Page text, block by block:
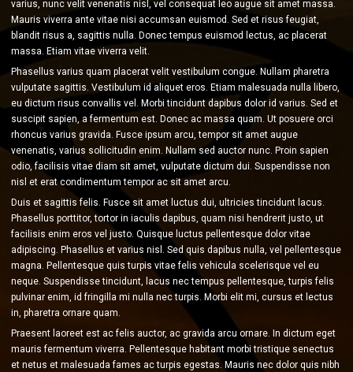
varius, nunc velit venenatis nisl, vel consequat leo augue sit amet massa.
Mauris viverra ante vitae nisi accumsan euismod. Sed et risus feugiat,
blandit risus a, sagittis nulla. Donec tempus euismod lectus, ac placerat
massa. Etiam vitae viverra velit.
Phasellus varius quam placerat velit vestibulum congue. Nullam pharetra
vulputate sagittis. Vestibulum id aliquet eros. Etiam malesuada nulla libero,
eu dictum risus convallis vel. Morbi tincidunt dapibus dolor id varius. Sed et
suscipit sapien, a fermentum est. Donec ac massa quam. Ut posuere orci
rhoncus varius gravida. Fusce ipsum arcu, tempor sit amet augue
venenatis, varius sollicitudin enim. Nullam sed auctor nunc. Proin sapien
odio, facilisis vitae diam sit amet, vulputate dictum dui. Suspendisse non
nisl et erat condimentum tempor ac sit amet arcu.
Duis et sagittis felis. Fusce sit amet luctus dui, ultricies tincidunt lacus.
Phasellus porttitor, tortor in iaculis dapibus, quam nisi hendrerit justo, ut
facilisis enim eros vel justo. Quisque luctus pellentesque dolor vitae
adipiscing. Phasellus et varius nisl. Sed quis dapibus nulla, vel pellentesque
magna. Pellentesque quis turpis vitae felis vehicula scelerisque vel eu
neque. Suspendisse tincidunt, lacus nec tempus pellentesque, turpis felis
pulvinar enim, id fringilla mi nulla nec turpis. Morbi elit mi, cursus et lectus
in, pharetra ornare quam.
Praesent laoreet est ac felis auctor, ac gravida arcu ornare. In dictum eget
mauris fermentum viverra. Pellentesque habitant morbi tristique senectus
et netus et malesuada fames ac turpis egestas. Mauris nec dolor quis nibh